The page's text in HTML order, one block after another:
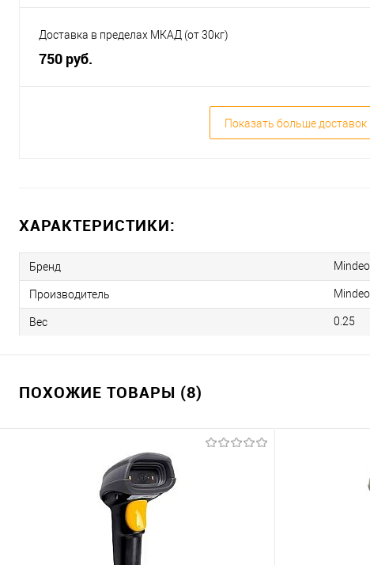
Доставка в пределах МКАД (от 30кг)
750 руб.
Показать больше доставок
ХАРАКТЕРИСТИКИ:
Бренд Mindeo
Производитель Mindeo
Вес 0.25
ПОХОЖИЕ ТОВАРЫ (8)